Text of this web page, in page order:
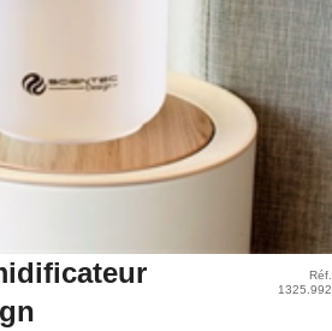
Réf.
1325.992